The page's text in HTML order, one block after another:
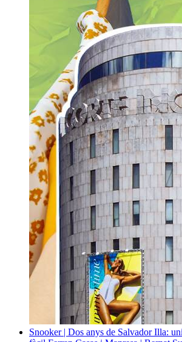
Snooker | Dos anys de Salvador Illa: